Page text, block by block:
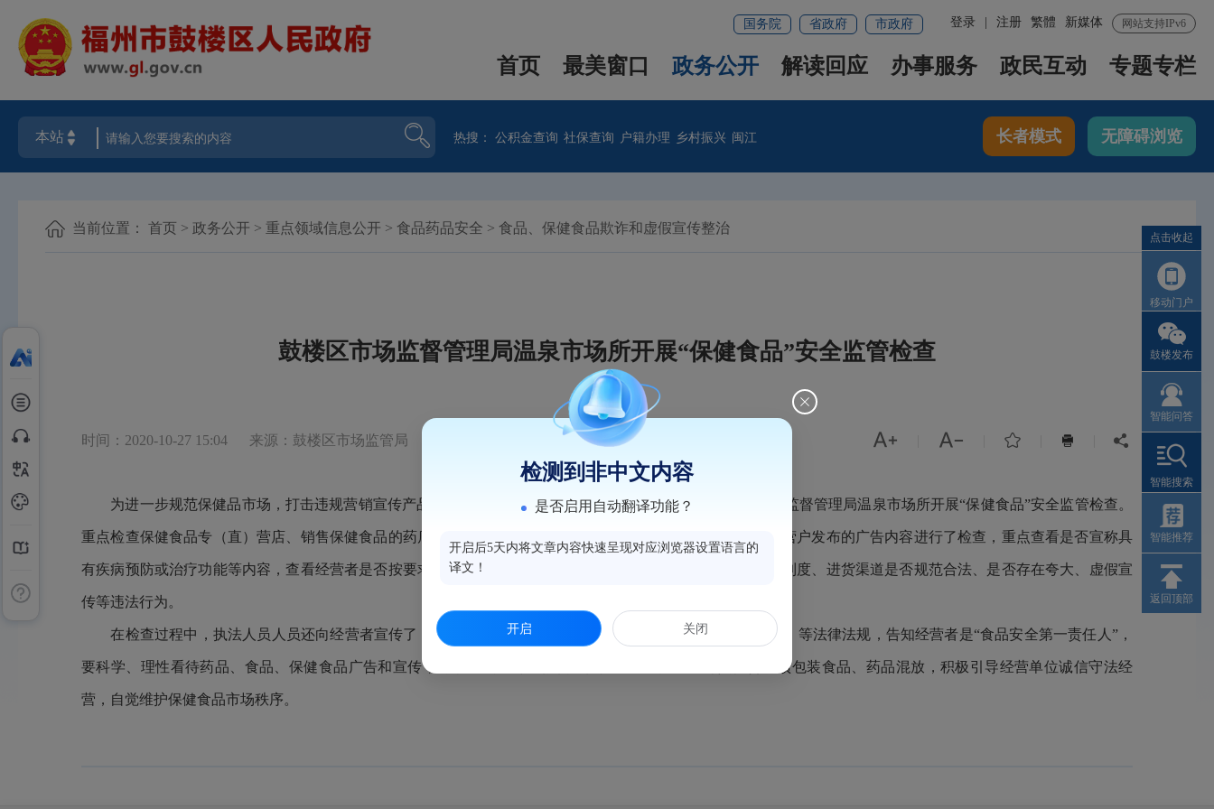
网站支持IPv6
新媒体
繁體
登录 注册
国务院 省政府 市政府
首页 最美窗口 政务公开 解读回应 办事服务 政民互动 专题专栏
热搜：公积金查询 社保查询 户籍办理 乡村振兴 闽江 长者模式 无障碍浏览
当前位置： 首页 > 政务公开 > 重点领域信息公开 > 食品药品安全 > 食品、保健食品欺诈和虚假宣传整治
鼓楼区市场监督管理局温泉市场所开展“保健食品”安全监管检查
时间：2020-10-27 15:04 来源：鼓楼区市场监管局     
为进一步规范保健品市场，打击违规营销宣传产品功效、误导和欺骗消费者等违法行为,近日，鼓楼区市场监督管理局温泉市场所开展“保健食品”安全监管检查。
重点检查保健食品专（直）营店、销售保健食品的药店（房）、商场、超市等。执法人员首先对各保健食品经营户发布的广告内容进行了检查，重点查看是否宣称具
有疾病预防或治疗功能等内容，查看经营者是否按要求建立了供应商档案、是否严格落实索证索票和进货查验制度、进货渠道是否规范合法、是否存在夸大、虚假宣
传等违法行为。
在检查过程中，执法人员人员还向经营者宣传了《中华人民共和国食品安全法》《 中华人民共和国 广告法》等法律法规，告知经营者是“食品安全第一责任人”，
要科学、理性看待药品、食品、保健食品广告和宣传，对于戴“小蓝帽”标识的保健食品一定不能与其他普通预包装食品、药品混放，积极引导经营单位诚信守法经
营，自觉维护保健食品市场秩序。
点击收起
移动门户
鼓楼发布
智能问答
智能搜索
智能推荐
返回顶部
检测到非中文内容
是否启用自动翻译功能？
开启后5天内将文章内容快速呈现对应浏览器设置语言的
译文！
开启 关闭